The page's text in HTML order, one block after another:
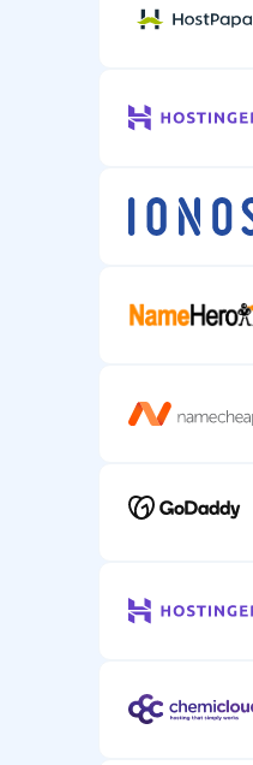
Tiesioginių pokalbių
Pagalba telefonu